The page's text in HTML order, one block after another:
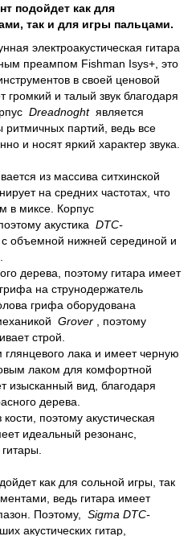
подойдет как для
так и для игры пальцами.
электроакустическая гитара
преампом Fishman Isys+, это
в своей ценовой
громкий и талый звук благодаря
Dreadnoghtявляется
партий, ведь все
и носят яркий характер звука.
из массива ситхинской
на средних частотах, что
в миксе. Корпус
акустика DTC-
объемной нижней серединой и
дерева, поэтому гитара имеет
на струнодержатель
грифа оборудована
Grover , поэтому
строй.
лака и имеет черную
лаком для комфортной
изысканный вид, благодаря
дерева.
поэтому акустическая
идеальный резонанс,
как для сольной игры, так
ведь гитара имеет
Поэтому, Sigma DTC-
акустических гитар,